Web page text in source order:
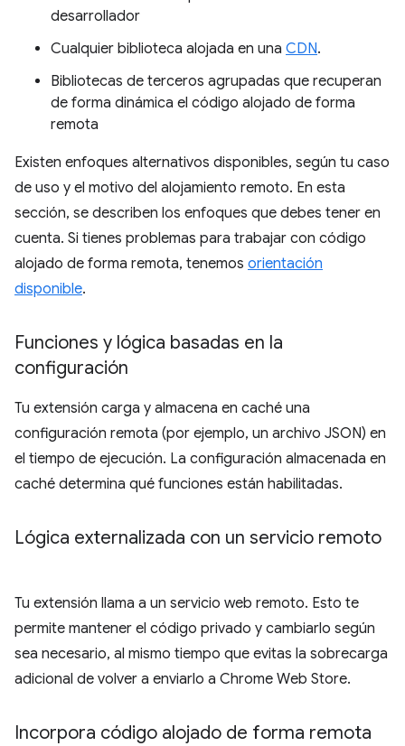
desarrollador
Cualquier biblioteca alojada en una CDN.
Bibliotecas de terceros agrupadas que recuperan
de forma dinámica el código alojado de forma
remota
Existen enfoques alternativos disponibles, según tu caso
de uso y el motivo del alojamiento remoto. En esta
sección, se describen los enfoques que debes tener en
cuenta. Si tienes problemas para trabajar con código
alojado de forma remota, tenemos orientación
disponible.
Funciones y lógica basadas en la
configuración
Tu extensión carga y almacena en caché una
configuración remota (por ejemplo, un archivo JSON) en
el tiempo de ejecución. La configuración almacenada en
caché determina qué funciones están habilitadas.
Lógica externalizada con un servicio remoto
Tu extensión llama a un servicio web remoto. Esto te
permite mantener el código privado y cambiarlo según
sea necesario, al mismo tiempo que evitas la sobrecarga
adicional de volver a enviarlo a Chrome Web Store.
Incorpora código alojado de forma remota